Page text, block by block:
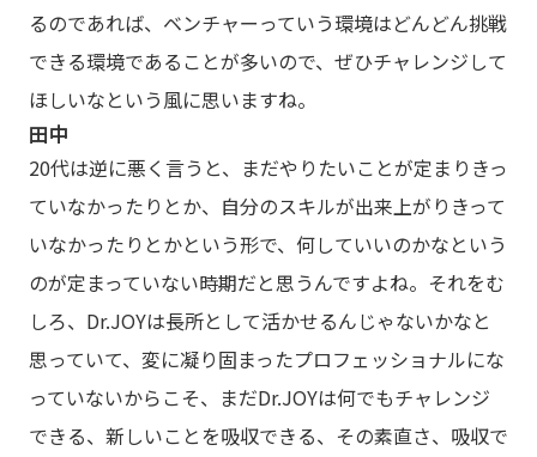
るのであれば、ベンチャーっていう環境はどんどん挑戦
できる環境であることが多いので、ぜひチャレンジして
ほしいなという風に思いますね。
田中
20代は逆に悪く言うと、まだやりたいことが定まりきっ
ていなかったりとか、自分のスキルが出来上がりきって
いなかったりとかという形で、何していいのかなという
のが定まっていない時期だと思うんですよね。それをむ
しろ、Dr.JOYは長所として活かせるんじゃないかなと
思っていて、変に凝り固まったプロフェッショナルにな
っていないからこそ、まだDr.JOYは何でもチャレンジ
できる、新しいことを吸収できる、その素直さ、吸収で